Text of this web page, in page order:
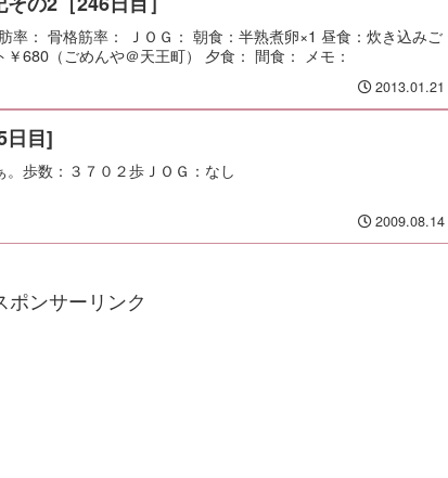
率： 骨格筋率： ＪＯＧ： 朝食：半熟煮卵×1 昼食：炊き込みご
680（ごめんや＠天王町） 夕食： 間食： メモ：
2013.01.21
日目]
。歩数：３７０２歩ＪＯＧ：なし
2009.08.14
ポンサーリンク